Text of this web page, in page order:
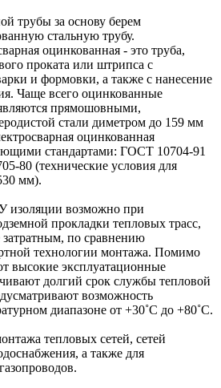
трубы за основу берем
стальную трубу.
оцинкованная - это труба,
проката или штрипса с
и формовки, а также с нанесение
Чаще всего оцинкованные
прямошовными,
стали диметром до 159 мм
оцинкованная
стандартами: ГОСТ 10704-91
80 (технические условия для
мм).
изоляции возможно при
прокладки тепловых трасс,
затратным, по сравнению
технологии монтажа. Помимо
высокие эксплуатационные
долгий срок службы тепловой
возможность
диапазоне от +30˚C до +80˚C.
тепловых сетей, сетей
а также для